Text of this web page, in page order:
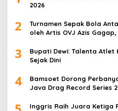
2026
2
Turnamen Sepak Bola
oleh Artis OVJ Azis
3
Bupati Dewi: Talenta Atlet
Sejak Dini
4
Bamsoet Dorong
Java Drag Record Series
Inggris Raih Juara Ketiga